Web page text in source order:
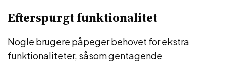
Efterspurgt funktionalitet
Nogle brugere påpeger behovet for ekstra
funktionaliteter, såsom gentagende